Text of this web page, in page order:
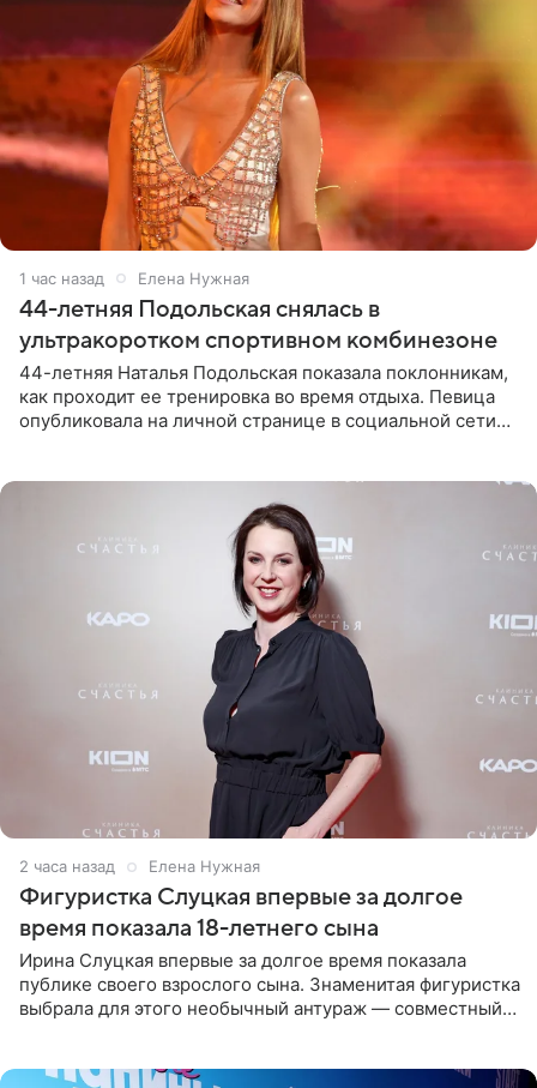
1 час назад Елена Нужная
44-летняя Подольская снялась в
ультракоротком спортивном комбинезоне
44-летняя Наталья Подольская показала поклонникам,
как проходит ее тренировка во время отдыха. Певица
опубликовала на личной странице в социальной сети
2 часа назад Елена Нужная
Фигуристка Слуцкая впервые за долгое
время показала 18-летнего сына
Ирина Слуцкая впервые за долгое время показала
публике своего взрослого сына. Знаменитая фигуристка
выбрала для этого необычный антураж — совместный